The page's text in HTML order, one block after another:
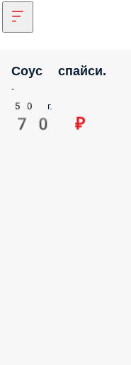
Соус спайси.
-
50 г.
70 ₽